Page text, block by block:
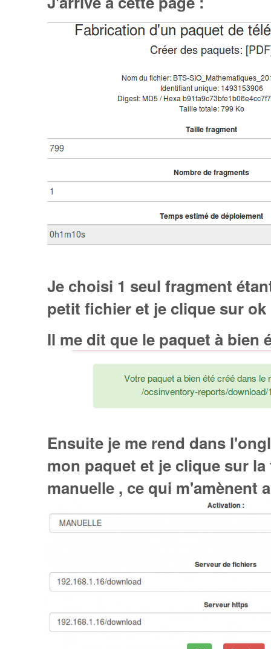
Je choisi 1 seul fragment
petit fichier et je clique sur ok
Il me dit que le paquet à bien
Ensuite je me rend dans
mon paquet et je clique sur
manuelle , ce qui m'amènent